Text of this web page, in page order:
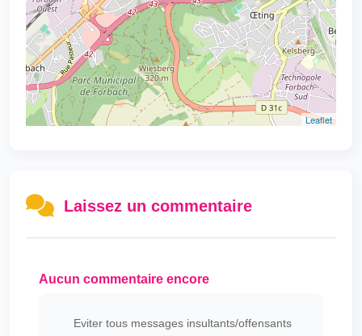
Leaflet
Laissez un commentaire
Aucun commentaire encore
Eviter tous messages insultants/offensants